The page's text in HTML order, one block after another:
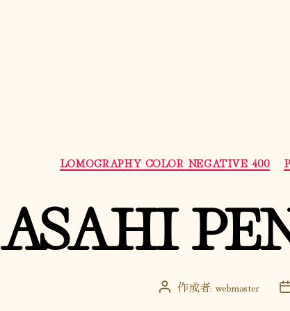
カ
テ
ー
LOMOGRAPHY COLOR NEGATIVE 400
ASAHI
投 作成者: webmaster